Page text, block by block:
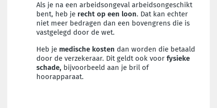
Als je na een arbeidsongeval arbeidsongeschikt
bent, heb je recht op een loon. Dat kan echter
niet meer bedragen dan een bovengrens die is
vastgelegd door de wet.
Heb je medische kosten dan worden die betaald
door de verzekeraar. Dit geldt ook voor fysieke
schade, bijvoorbeeld aan je bril of
hoorapparaat.